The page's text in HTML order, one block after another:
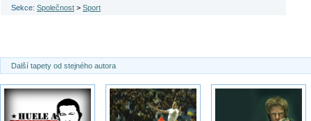
Sekce: Společnost > Sport
Další tapety od stejného autora